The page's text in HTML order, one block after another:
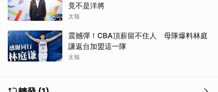
竟不是洋將
太報
震撼彈！CBA頂薪留不住人 母隊爆料林庭
謙返台加盟這一隊
太報